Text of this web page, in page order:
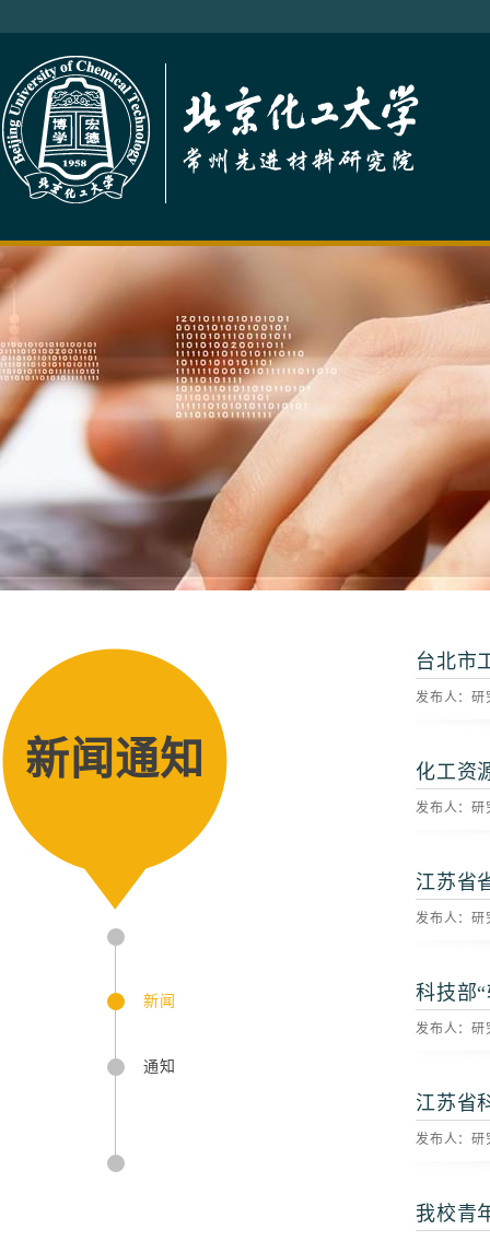
新闻通知
新闻
通知
台北市
发布人：
化工资
发布人：
江苏省
发布人：
科技部
发布人：
江苏省
发布人：
我校青